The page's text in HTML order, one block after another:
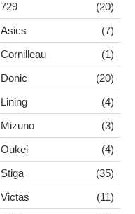
729
(20)
Asics
(7)
Cornilleau
(1)
Donic
(20)
Lining
(4)
Mizuno
(3)
Oukei
(4)
Stiga
(35)
Victas
(11)